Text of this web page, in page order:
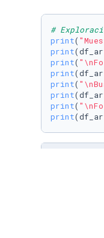
#
print(
print
print(
print
print(
print
print(
print